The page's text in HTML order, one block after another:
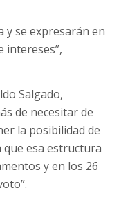
y se expresarán en
intereses”,
Salgado,
de necesitar de
la posibilidad de
esa estructura
y en los 26